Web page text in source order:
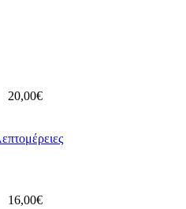
20,00€
16,00€